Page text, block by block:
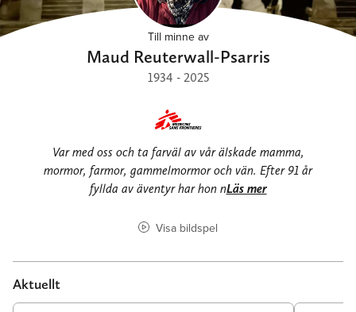
Till minne av
Maud Reuterwall-Psarris
1934 - 2025
Var med oss och ta farväl av vår älskade mamma,
mormor, farmor, gammelmormor och vän. Efter 91 år
fyllda av äventyr har hon nLäs mer
Visa bildspel
Aktuellt